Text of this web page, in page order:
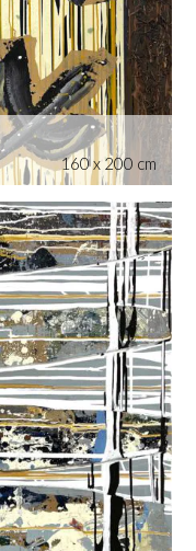
160 x 200 cm